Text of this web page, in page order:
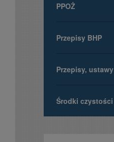
PPOŻ
Przepisy BHP
Przepisy, ustawy
Środki czystości